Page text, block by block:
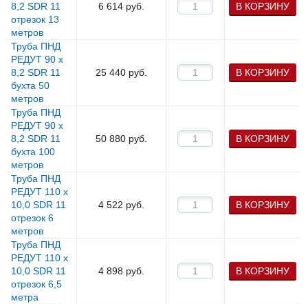
8,2 SDR 11
отрезок 13
метров
6 614 руб. В КОРЗИНУ
Труба ПНД
РЕДУТ 90 х
8,2 SDR 11
бухта 50
метров
25 440 руб. В КОРЗИНУ
Труба ПНД
РЕДУТ 90 х
8,2 SDR 11
бухта 100
метров
50 880 руб. В КОРЗИНУ
Труба ПНД
РЕДУТ 110 х
10,0 SDR 11
отрезок 6
метров
4 522 руб. В КОРЗИНУ
Труба ПНД
РЕДУТ 110 х
10,0 SDR 11
отрезок 6,5
метра
4 898 руб. В КОРЗИНУ